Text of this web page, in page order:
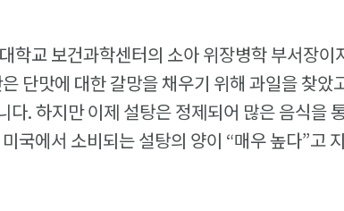
학교 보건과학센터의 소아 위장병학 부서장이
단맛에 대한 갈망을 채우기 위해 과일을 찾았
다. 하지만 이제 설탕은 정제되어 많은 음식을
국에서 소비되는 설탕의 양이 “매우 높다”고